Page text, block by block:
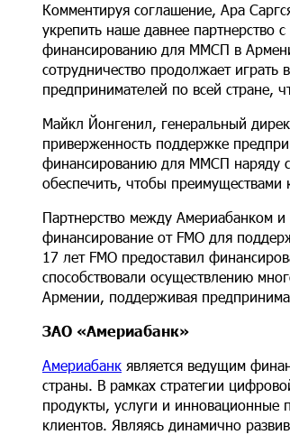
Комментируя соглашение, Ара
укрепить наше давнее партнерство
финансированию для ММСП в
сотрудничество продолжает
предпринимателей по всей стране,
Майкл Йонгенил, генеральный
приверженность поддержке
финансированию для ММСП наряду
обеспечить, чтобы преимуществами
Партнерство между Америабанком
финансирование от FMO для
17 лет FMO предоставил
способствовали осуществлению
Армении, поддерживая
ЗАО «Америабанк»
Америабанк является ведущим
страны. В рамках стратегии
продукты, услуги и инновационные
клиентов. Являясь динамично